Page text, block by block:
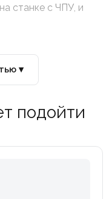
станке с ЧПУ, и
▾
подойти